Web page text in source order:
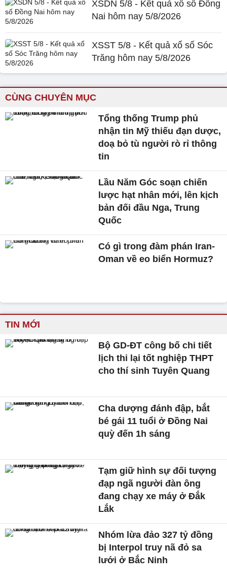
XSDN 5/8 - Kết quả xổ số Đồng
Nai hôm nay 5/8/2026
XSST 5/8 - Kết quả xổ số Sóc
Trăng hôm nay 5/8/2026
CÙNG CHUYÊN MỤC
Tổng thống Trump phủ
nhận tin Mỹ thiếu đạn dược,
doạ bỏ tù người rò rỉ thông
tin
Lầu Năm Góc soạn chiến
lược hạt nhân mới, lên kịch
bản đối đầu Nga, Trung
Quốc
Có gì trong đàm phán Iran-
Oman về eo biển Hormuz?
TIN MỚI
Bộ GD-ĐT công bố chi tiết
lịch thi lại tốt nghiệp THPT
cho thí sinh Tuyên Quang
Cha dượng đánh đập, bắt
bé gái 11 tuổi ở Đồng Nai
quỳ đến 1h sáng
Tạm giữ hình sự đối tượng
đạp ngã người đàn ông
đang chạy xe máy ở Đắk
Lắk
Nhóm lừa đảo 327 tỷ đồng
bị Interpol truy nã đỏ sa
lưới ở Bắc Ninh